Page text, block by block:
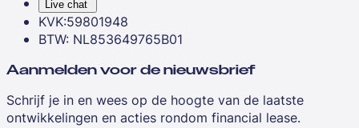
Live chat
KVK:59801948
BTW: NL853649765B01
Aanmelden voor de nieuwsbrief
Schrijf je in en wees op de hoogte van de laatste
ontwikkelingen en acties rondom financial lease.